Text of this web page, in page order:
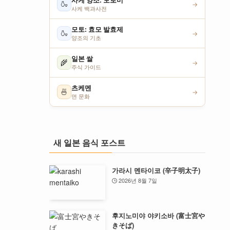
🍶
사케 백과사전
→
🍶 모토: 효모 발효제
양조의 기초
→
🌾 일본 쌀
주식 가이드
→
🍜 츠케멘
면 문화
→
새 일본 음식 포스트
가라시 멘타이코 (辛子明太子)
2026년 8월 7일
후지노미야 야키소바 (富士宮や
きそば)